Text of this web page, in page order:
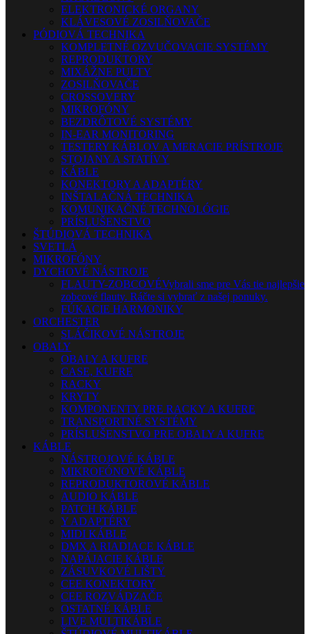
ELEKTRONICKÉ ORGANY
KLÁVESOVÉ ZOSILŇOVAČE
PÓDIOVÁ TECHNIKA
KOMPLETNÉ OZVUČOVACIE SYSTÉMY
REPRODUKTORY
MIXÁŽNE PULTY
ZOSILŇOVAČE
CROSSOVERY
MIKROFÓNY
BEZDRÔTOVÉ SYSTÉMY
IN-EAR MONITORING
TESTERY KÁBLOV A MERACIE PRÍSTROJE
STOJANY A STATÍVY
KÁBLE
KONEKTORY A ADAPTÉRY
INŠTALAČNÁ TECHNIKA
KOMUNIKAČNÉ TECHNOLÓGIE
PRÍSLUŠENSTVO
ŠTÚDIOVÁ TECHNIKA
SVETLÁ
MIKROFÓNY
DYCHOVÉ NÁSTROJE
FLAUTY-ZOBCOVÉVybrali sme pre Vás tie najlepšie
zobcové flauty. Ráčte si vybrať z našej ponuky.
FÚKACIE HARMONIKY
ORCHESTER
SLÁČIKOVÉ NÁSTROJE
OBALY
OBALY A KUFRE
CASE, KUFRE
RACKY
KRYTY
KOMPONENTY PRE RACKY A KUFRE
TRANSPORTNÉ SYSTÉMY
PRÍSLUŠENSTVO PRE OBALY A KUFRE
KÁBLE
NÁSTROJOVÉ KÁBLE
MIKROFÓNOVÉ KÁBLE
REPRODUKTOROVÉ KÁBLE
AUDIO KÁBLE
PATCH KÁBLE
Y ADAPTÉRY
MIDI KÁBLE
DMX A RIADIACE KÁBLE
NAPÁJACIE KÁBLE
ZÁSUVKOVÉ LIŠTY
CEE KONEKTORY
CEE ROZVÁDZAČE
OSTATNÉ KÁBLE
LIVE MULTIKÁBLE